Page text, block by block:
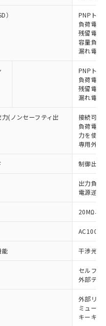
）
PNPトラ
負荷電流
残留電圧
容量負荷
漏れ電流
PNPトラ
負荷電流
残留電圧
漏れ電流
(ノンセーフティ出
接続可能
負荷電流
力を使用
専用外部
制御出力
出力負荷
電源逆接
20MΩ以
能 干渉光回
セルフテ
外部テス
外部リレ
ミューテ
キーキャ
令（10物質）の
供可能な商品で
（10物質）の非含
指令（10物質）の